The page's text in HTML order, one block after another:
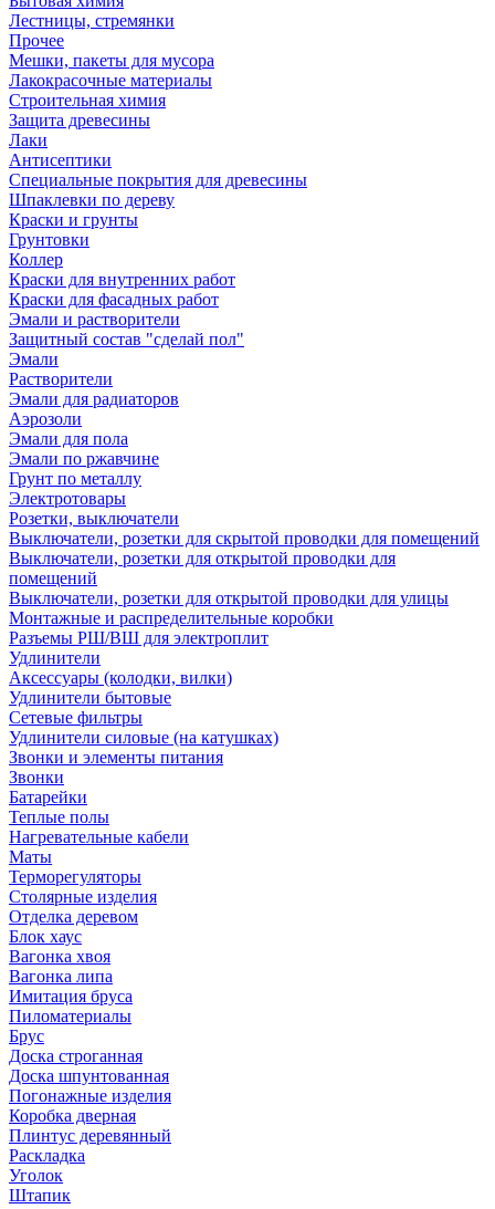
Лестницы, стремянки
Прочее
Мешки, пакеты для мусора
Лакокрасочные материалы
Строительная химия
Защита древесины
Лаки
Антисептики
Специальные покрытия для древесины
Шпаклевки по дереву
Краски и грунты
Грунтовки
Коллер
Краски для внутренних работ
Краски для фасадных работ
Эмали и растворители
Защитный состав "сделай пол"
Эмали
Растворители
Эмали для радиаторов
Аэрозоли
Эмали для пола
Эмали по ржавчине
Грунт по металлу
Электротовары
Розетки, выключатели
Выключатели, розетки для скрытой проводки для помещений
Выключатели, розетки для открытой проводки для
помещений
Выключатели, розетки для открытой проводки для улицы
Монтажные и распределительные коробки
Разъемы РШ/ВШ для электроплит
Удлинители
Аксессуары (колодки, вилки)
Удлинители бытовые
Сетевые фильтры
Удлинители силовые (на катушках)
Звонки и элементы питания
Звонки
Батарейки
Теплые полы
Нагревательные кабели
Маты
Терморегуляторы
Столярные изделия
Отделка деревом
Блок хаус
Вагонка хвоя
Вагонка липа
Имитация бруса
Пиломатериалы
Брус
Доска строганная
Доска шпунтованная
Погонажные изделия
Коробка дверная
Плинтус деревянный
Раскладка
Уголок
Штапик